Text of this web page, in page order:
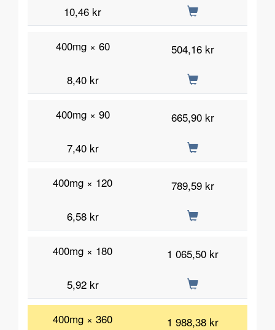
10,46 kr
400mg × 60
504,16 kr
8,40 kr
400mg × 90
665,90 kr
7,40 kr
400mg × 120
789,59 kr
6,58 kr
400mg × 180
1 065,50 kr
5,92 kr
400mg × 360
1 988,38 kr